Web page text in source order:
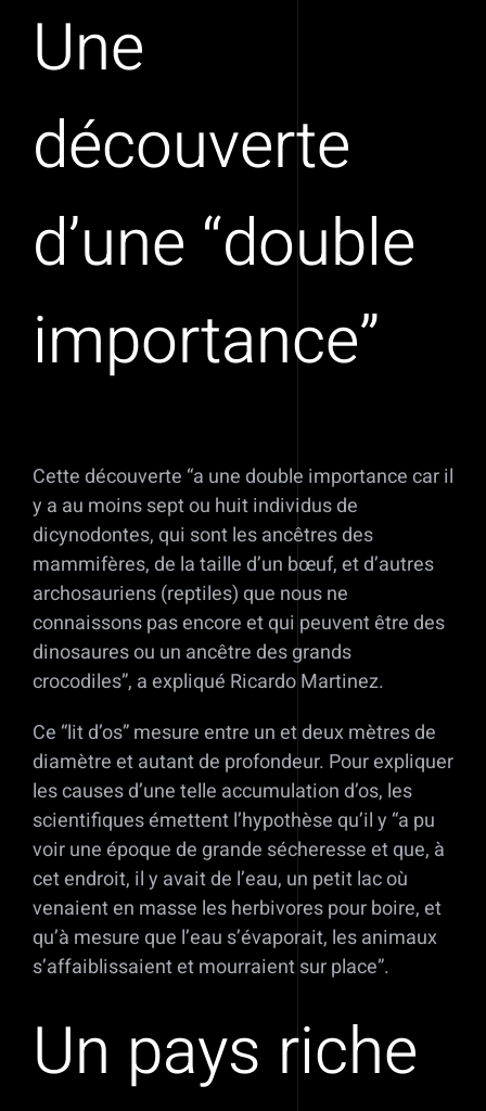
Une
découverte
d’une “double
importance”
Cette découverte “a une double importance car il
y a au moins sept ou huit individus de
dicynodontes, qui sont les ancêtres des
mammifères, de la taille d’un bœuf, et d’autres
archosauriens (reptiles) que nous ne
connaissons pas encore et qui peuvent être des
dinosaures ou un ancêtre des grands
crocodiles”, a expliqué Ricardo Martinez.
Ce “lit d’os” mesure entre un et deux mètres de
diamètre et autant de profondeur. Pour expliquer
les causes d’une telle accumulation d’os, les
scientifiques émettent l’hypothèse qu’il y “a pu
voir une époque de grande sécheresse et que, à
cet endroit, il y avait de l’eau, un petit lac où
venaient en masse les herbivores pour boire, et
qu’à mesure que l’eau s’évaporait, les animaux
s’affaiblissaient et mourraient sur place”.
Un pays riche